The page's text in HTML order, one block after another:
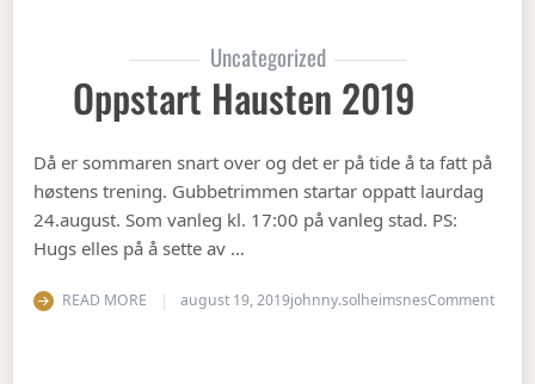
Uncategorized
Oppstart Hausten 2019
Då er sommaren snart over og det er på tide å ta fatt på
høstens trening. Gubbetrimmen startar oppatt laurdag
24.august. Som vanleg kl. 17:00 på vanleg stad. PS:
Hugs elles på å sette av …
READ MORE august 19, 2019johnny.solheimsnesCommenton